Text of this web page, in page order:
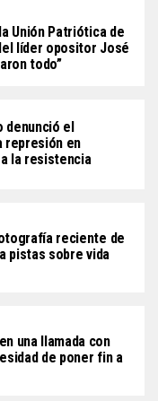
Unión Patriótica de
líder opositor José
todo”
denunció el
represión en
la resistencia
reciente de
pistas sobre vida
una llamada con
de poner fin a